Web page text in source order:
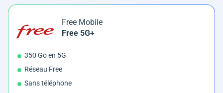
Free Mobile
Free 5G+
350 Go en 5G
Réseau Free
Sans téléphone